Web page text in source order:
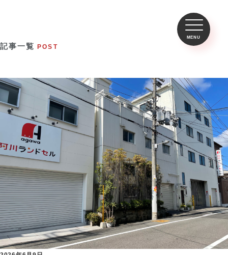
記事一覧 POST